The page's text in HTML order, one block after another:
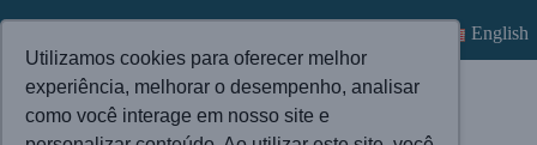
Utilizamos cookies para oferecer melhor
experiência, melhorar o desempenho, analisar
como você interage em nosso site e
English